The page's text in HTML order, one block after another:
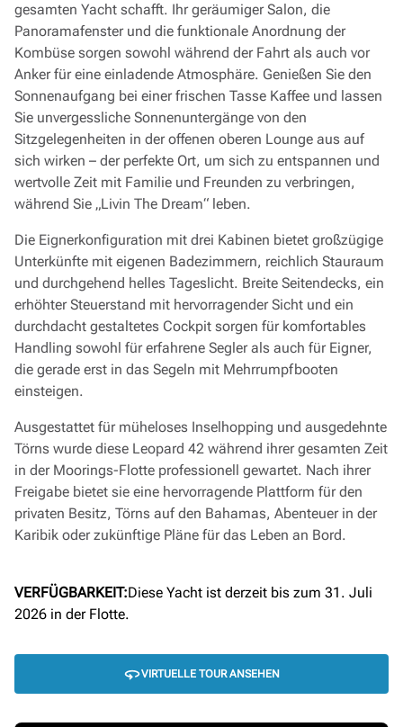
gesamten Yacht schafft. Ihr geräumiger Salon, die
Panoramafenster und die funktionale Anordnung der
Kombüse sorgen sowohl während der Fahrt als auch vor
Anker für eine einladende Atmosphäre. Genießen Sie den
Sonnenaufgang bei einer frischen Tasse Kaffee und lassen
Sie unvergessliche Sonnenuntergänge von den
Sitzgelegenheiten in der offenen oberen Lounge aus auf
sich wirken – der perfekte Ort, um sich zu entspannen und
wertvolle Zeit mit Familie und Freunden zu verbringen,
während Sie „Livin The Dream“ leben.
Die Eignerkonfiguration mit drei Kabinen bietet großzügige
Unterkünfte mit eigenen Badezimmern, reichlich Stauraum
und durchgehend helles Tageslicht. Breite Seitendecks, ein
erhöhter Steuerstand mit hervorragender Sicht und ein
durchdacht gestaltetes Cockpit sorgen für komfortables
Handling sowohl für erfahrene Segler als auch für Eigner,
die gerade erst in das Segeln mit Mehrrumpfbooten
einsteigen.
Ausgestattet für müheloses Inselhopping und ausgedehnte
Törns wurde diese Leopard 42 während ihrer gesamten Zeit
in der Moorings-Flotte professionell gewartet. Nach ihrer
Freigabe bietet sie eine hervorragende Plattform für den
privaten Besitz, Törns auf den Bahamas, Abenteuer in der
Karibik oder zukünftige Pläne für das Leben an Bord.
VERFÜGBARKEIT:Diese Yacht ist derzeit bis zum 31. Juli
2026 in der Flotte.
VIRTUELLE TOUR ANSEHEN